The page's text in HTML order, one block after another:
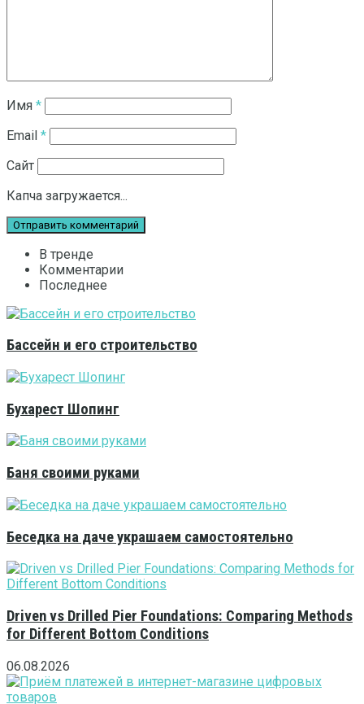
Имя *
Email *
Сайт
Капча загружается...
В тренде
Комментарии
Последнее
Бассейн и его строительство
Бухарест Шопинг
Баня своими руками
Беседка на даче украшаем самостоятельно
Driven vs Drilled Pier Foundations: Comparing Methods
for Different Bottom Conditions
06.08.2026